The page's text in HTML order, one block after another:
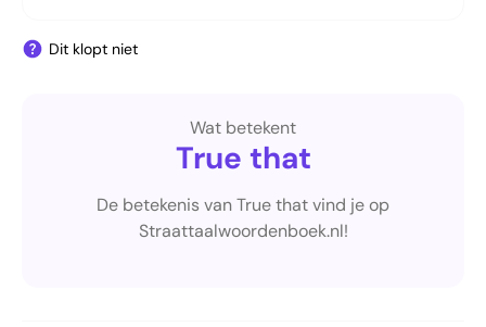
Dit klopt niet
Wat betekent
True that
De betekenis van True that vind je op
Straattaalwoordenboek.nl!